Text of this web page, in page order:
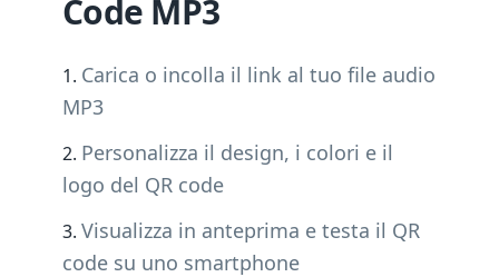
Code MP3
Carica o incolla il link al tuo file audio
MP3
Personalizza il design, i colori e il
logo del QR code
Visualizza in anteprima e testa il QR
code su uno smartphone